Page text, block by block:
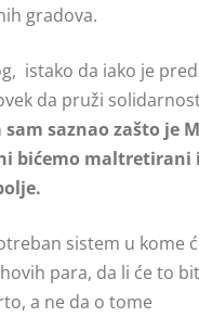
gradova.
istako da iako je
da pruži
sam saznao zašto
bićemo
sistem u kome
para, da li će to
a ne da o tome